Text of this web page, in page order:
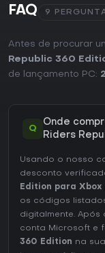
combinados com
compras
multijogador em
componente
FAQ 9
Antes de procurar
Republic 360
de lançamento PC:
Q
Onde
Riders
Usando o nosso
desconto
Edition para Xbox
os códigos
digitalmente.
conta Microsoft e
360 Edition na